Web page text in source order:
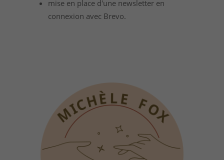
mise en place d'une newsletter en
connexion avec Brevo.